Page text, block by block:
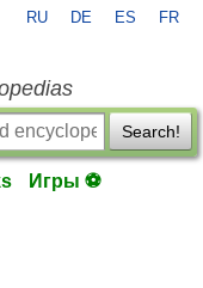
RU DE ES FR
Search!
Игры ⚽